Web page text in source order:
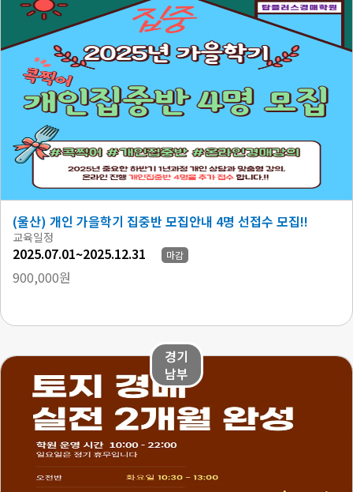
(울산) 개인 가을학기 집중반 모집안내 4명 선접수 모집!!
교육일정
2025.07.01~2025.12.31 마감
900,000원
경기
남부